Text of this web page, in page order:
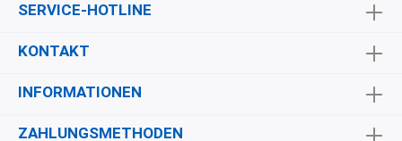
SERVICE-HOTLINE
KONTAKT
INFORMATIONEN
ZAHLUNGSMETHODEN